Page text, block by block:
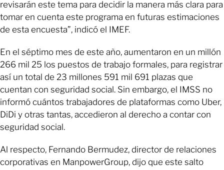
revisarán este tema para decidir la manera más clara para
tomar en cuenta este programa en futuras estimaciones
de esta encuesta”, indicó el IMEF.
En el séptimo mes de este año, aumentaron en un millón
266 mil 25 los puestos de trabajo formales, para registrar
así un total de 23 millones 591 mil 691 plazas que
cuentan con seguridad social. Sin embargo, el IMSS no
informó cuántos trabajadores de plataformas como Uber,
DiDi y otras tantas, accedieron al derecho a contar con
seguridad social.
Al respecto, Fernando Bermudez, director de relaciones
corporativas en ManpowerGroup, dijo que este salto